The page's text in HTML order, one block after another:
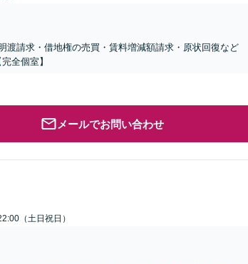
渡請求・借地権の売買・賃料増減額請求・原状回復など
全個室】
メールでお問い合わせ
（土日祝日）